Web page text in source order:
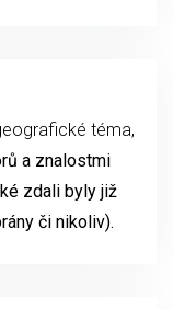
téma,
a znalostmi
zdali byly již
či nikoliv).